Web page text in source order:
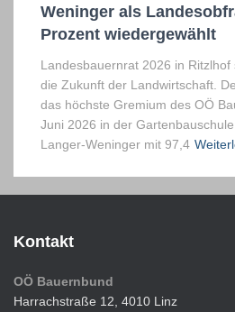
Weninger als
Prozent wiedergewählt
Landesbauernrat 2026 in
die Zukunft der Landwirtschaft.
das höchste Gremium des OÖ
Juni 2026 in der
Langer-Weninger mit 97,4
Kontakt
OÖ Bauernbund
Harrachstraße 12, 4010 Linz